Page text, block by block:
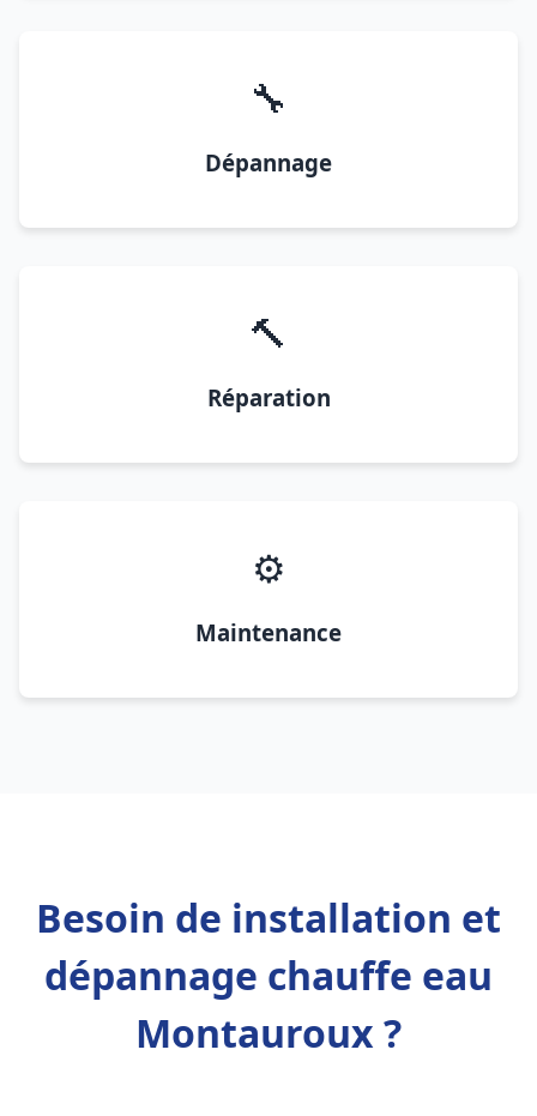
🔧
Dépannage
🔨
Réparation
⚙️
Maintenance
Besoin de installation et
dépannage chauffe eau
Montauroux ?